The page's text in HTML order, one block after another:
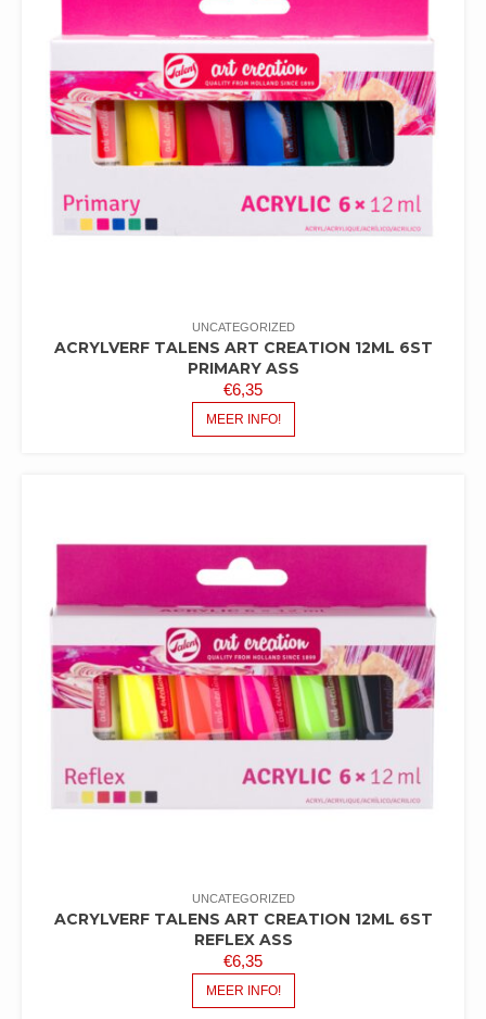
UNCATEGORIZED
ACRYLVERF TALENS ART CREATION 12ML 6ST
PRIMARY ASS
€6,35
MEER INFO!
UNCATEGORIZED
ACRYLVERF TALENS ART CREATION 12ML 6ST
REFLEX ASS
€6,35
MEER INFO!